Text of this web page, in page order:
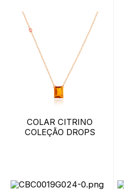
COLAR CITRINO
COLEÇÃO DROPS